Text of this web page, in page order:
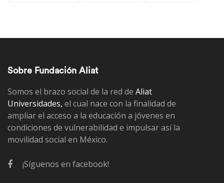
Sobre Fundación Aliat
Somos el brazo social de la red de Aliat
Universidades, el cual nace con la finalidad de
ampliar el acceso a la educación a jóvenes en
condiciones de vulnerabilidad e impulsar así la
movilidad social en México.
¡Síguenos en facebook!